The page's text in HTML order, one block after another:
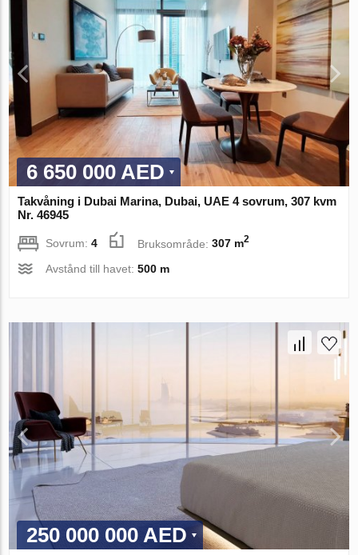
6 650 000 AED
Takvåning i Dubai Marina, Dubai, UAE 4 sovrum, 307 kvm
Nr. 46945
Sovrum:4 Bruksområde:307 m2
Avstånd till havet:500 m
250 000 000 AED